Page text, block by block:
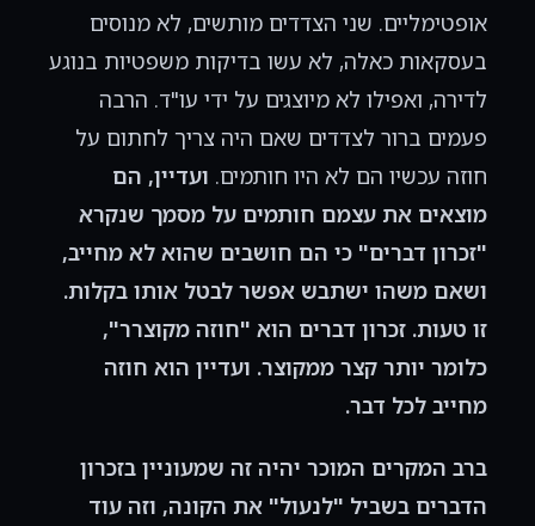
אופטימליים. שני הצדדים מותשים, לא מנוסים
בעסקאות כאלה, לא עשו בדיקות משפטיות בנוגע
לדירה, ואפילו לא מיוצגים על ידי עו"ד. הרבה
פעמים ברור לצדדים שאם היה צריך לחתום על
חוזה עכשיו הם לא היו חותמים. ועדיין, הם
מוצאים את עצמם חותמים על מסמך שנקרא
"זכרון דברים" כי הם חושבים שהוא לא מחייב,
ושאם משהו ישתבש אפשר לבטל אותו בקלות.
זו טעות. זכרון דברים הוא "חוזה מקוצרר",
כלומר יותר קצר ממקוצר. ועדיין הוא חוזה
מחייב לכל דבר.
ברב המקרים המוכר יהיה זה שמעוניין בזכרון
הדברים בשביל "לנעול" את הקונה, וזה עוד